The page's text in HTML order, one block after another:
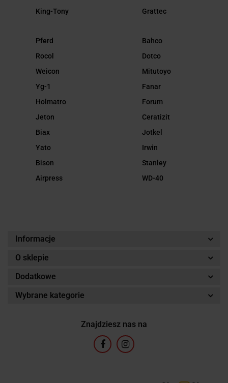
King-Tony
Grattec
Pferd
Rocol
Weicon
Yg-1
Holmatro
Jeton
Biax
Yato
Bison
Airpress
Bahco
Dotco
Mitutoyo
Fanar
Forum
Ceratizit
Jotkel
Irwin
Stanley
WD-40
Informacje
O sklepie
Dodatkowe
Wybrane kategorie
Znajdziesz nas na